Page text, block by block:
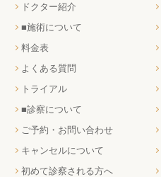
ドクター紹介
■施術について
料金表
よくある質問
トライアル
■診察について
ご予約・お問い合わせ
キャンセルについて
初めて診察される方へ